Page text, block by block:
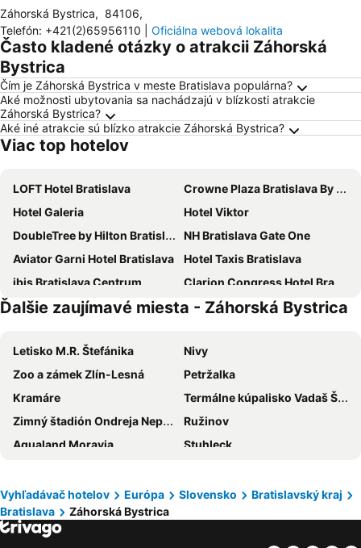
Záhorská Bystrica, 84106,
Telefón: +421(2)65956110 Oficiálna webová lokalita
Často kladené otázky o atrakcii Záhorská
Bystrica
Čím je Záhorská Bystrica v meste Bratislava populárna?
Aké možnosti ubytovania sa nachádzajú v blízkosti atrakcie
Záhorská Bystrica?
Aké iné atrakcie sú blízko atrakcie Záhorská Bystrica?
Viac top hotelov
LOFT Hotel Bratislava
Crowne Plaza Bratislava By Ihg
Hotel Galeria
Hotel Viktor
DoubleTree by Hilton Bratislava
NH Bratislava Gate One
Aviator Garni Hotel Bratislava
Hotel Taxis Bratislava
ibis Bratislava Centrum
Clarion Congress Hotel Bratislava
Hotel Avion
Hotel Saffron
Pension Zlata Noha
Blue Lotus Apartments
Hotel Set
City center
Apollo Hotel Bratislava
Vienna House Easy by Wyndham Bratislava
Hotel Bratislava
Hotel ANTARES
Luxury Garni Hotel Brix
Modena
Elisabeth Old Town
Hotel Color
Falkensteiner Hotel Bratislava
Hotel Remy
Ďalšie zaujímavé miesta - Záhorská Bystrica
Letisko M.R. Štefánika
Nivy
Zoo a zámek Zlín-Lesná
Petržalka
Kramáre
Termálne kúpalisko Vadaš Štúrovo
Zimný štadión Ondreja Nepelu
Ružinov
Aqualand Moravia
Stuhleck
Dúbravka
Vajnory
Neusiedler See
Hochkar
Vyhľadávač hotelov Európa Slovensko
Bratislavský kraj
Bratislava
Záhorská Bystrica